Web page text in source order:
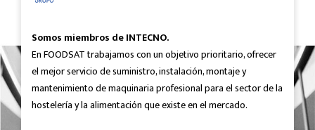
Somos miembros de INTECNO.
En FOODSAT trabajamos con un objetivo prioritario, ofrecer
el mejor servicio de suministro, instalación, montaje y
mantenimiento de maquinaria profesional para el sector de la
hostelería y la alimentación que existe en el mercado.